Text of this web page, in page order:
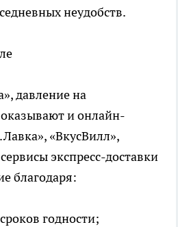
неудобств.
давление на
и онлайн-
«ВкусВилл»,
экспресс-доставки
благодаря:
годности;